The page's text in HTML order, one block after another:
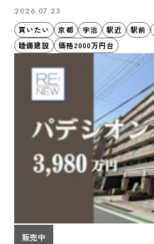
2026.07.23
買いたい
京都 宇治 駅近 駅前
睦備建設
価格2000万円台
販売中